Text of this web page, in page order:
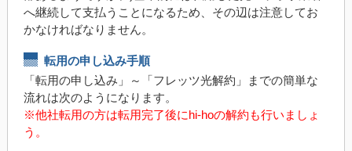
へ継続して支払うことになるため、その辺は注意してお
かなければなりません。
転用の申し込み手順
「転用の申し込み」～「フレッツ光解約」までの簡単な
流れは次のようになります。
※他社転用の方は転用完了後にhi-hoの解約も行いましょ
う。